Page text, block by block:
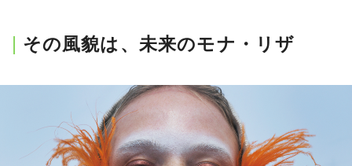
その風貌は、未来のモナ・リザ